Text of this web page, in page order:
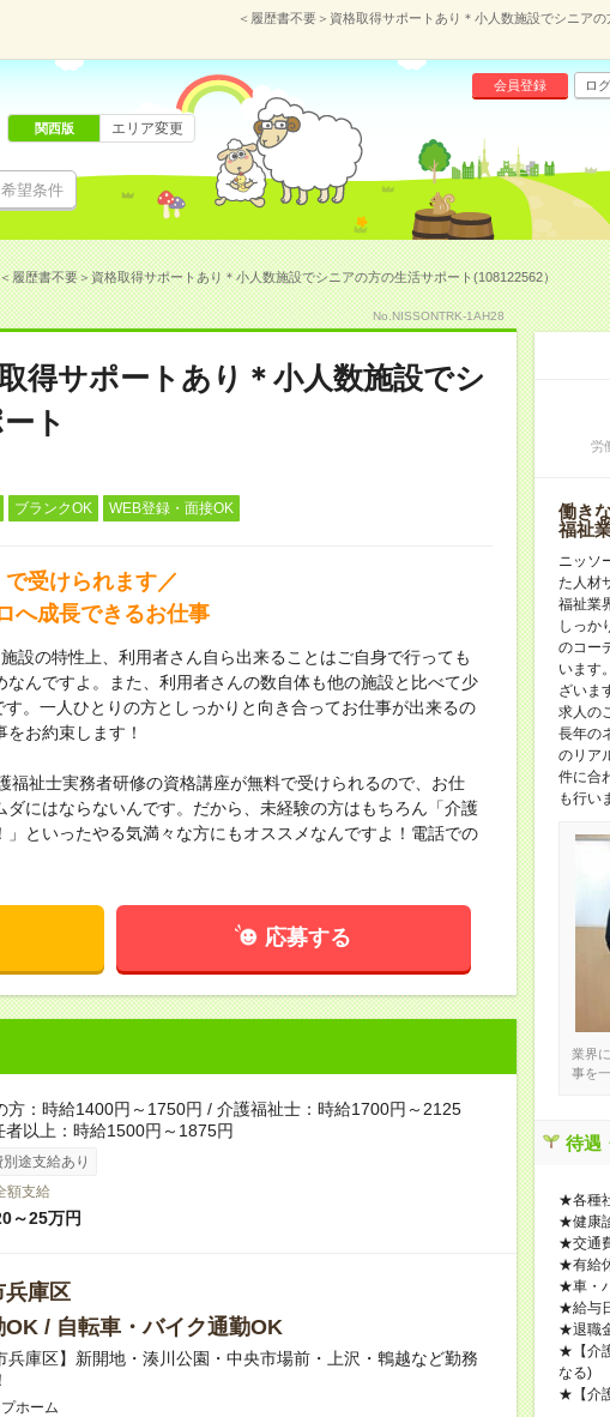
＜履歴書不要＞資格取得サポートあり＊小人数施設でシニア
望条件
会員登録 ロ
関西版 エリア変更
履歴書不要＞資格取得サポートあり＊小人数施設でシニアの方の生活サポート(108122562）
No.NISSONTRK-1AH28
得サポートあり＊小人数施設でシ
ト
ブランクOK WEB登録・面接OK
受けられます／
へ成長できるお仕事
設の特性上、利用者さん自ら出来ることはご自身で行っても
なんですよ。また、利用者さんの数自体も他の施設と比べて少
。一人ひとりの方としっかりと向き合ってお仕事が出来るの
お約束します！
祉士実務者研修の資格講座が無料で受けられるので、お仕
にはならないんです。だから、未経験の方はもちろん「介護
といったやる気満々な方にもオススメなんですよ！電話での
応募する
方：時給1400円～1750円 / 介護福祉士：時給1700円～2125
者以上：時給1500円～1875円
途支給あり
額支給
～25万円
兵庫区
OK / 自転車・バイク通勤OK
兵庫区】新開地・湊川公園・中央市場前・上沢・鵯越など勤務
ホーム
労
働き
福祉
ニッソ
た人材
福祉業
しっか
のコー
います
ざいま
求人の
長年の
のリア
件に合
も行い
業界
事を
待遇
★各種
★健康
★交通
★有給
★車・
★給与
★退職
★【介
なる)
★【介